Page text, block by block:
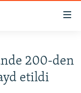
200-den
etildi